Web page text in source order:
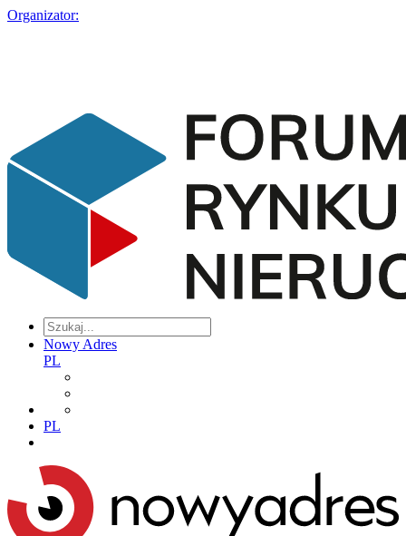
Organizator:
Nowy Adres
PL
PL